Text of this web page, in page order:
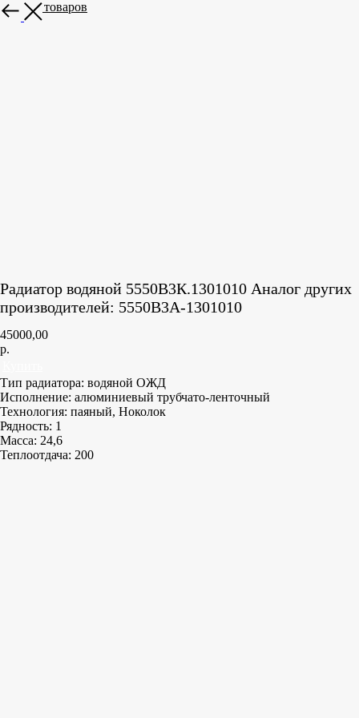
Больше товаров
Радиатор водяной 5550В3К.1301010 Аналог других
производителей: 5550В3А-1301010
45000,00
р.
Тип радиатора: водяной ОЖД
Исполнение: алюминиевый трубчато-ленточный
Технология: паяный, Ноколок
Рядность: 1
Масса: 24,6
Теплоотдача: 200